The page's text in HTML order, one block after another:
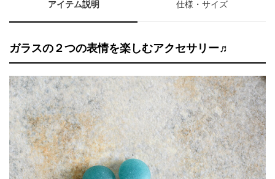
アイテム説明 仕様・サイズ
ガラスの２つの表情を楽しむアクセサリー♬